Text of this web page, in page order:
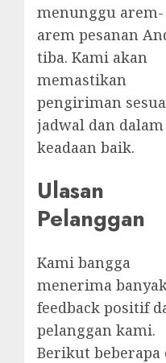
menunggu arem-
arem pesanan
tiba. Kami akan
memastikan
pengiriman
jadwal dan dalam
keadaan baik.
Ulasan
Pelanggan
Kami bangga
menerima banyak
feedback positif
pelanggan kami.
Berikut beberapa